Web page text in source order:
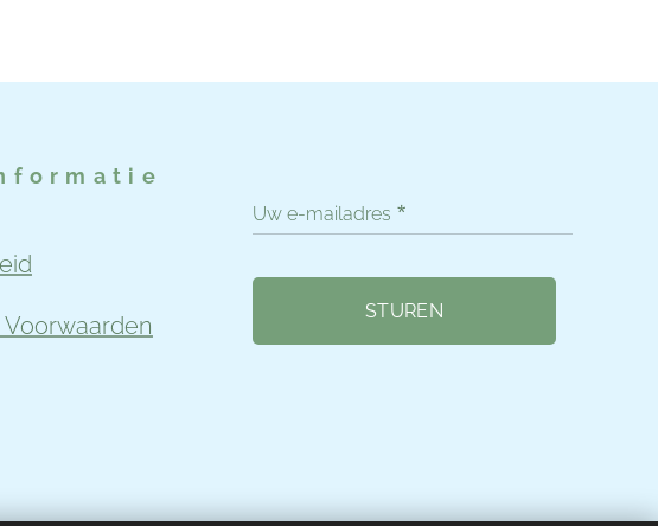
Uw e-mailadres
STUREN